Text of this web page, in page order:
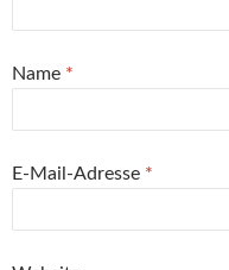
Name *
E-Mail-Adresse *